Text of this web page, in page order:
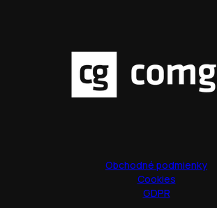
Obchodné podmienky
Cookies
GDPR